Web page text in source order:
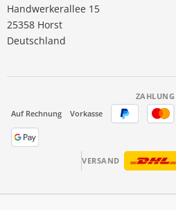
Handwerkerallee 15
25358 Horst
Deutschland
ZAHLUNG
Auf Rechnung
Vorkasse
VERSAND